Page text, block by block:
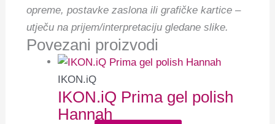
opreme, postavke zaslona ili grafičke kartice –
utječu na prijem/interpretaciju gledane slike.
Povezani proizvodi
IKON.iQ
IKON.iQ Prima gel polish
Hannah